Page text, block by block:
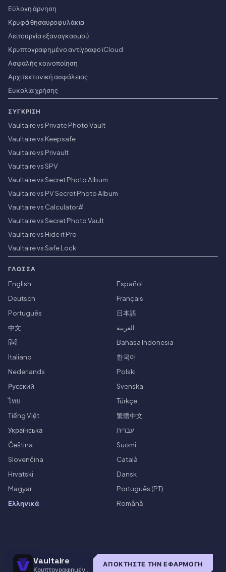
Vaultaire
Κρυπτογραφημένο
ΑΠΟΚΤΉΣΤΕ ΤΗΝ ΕΦΑΡΜΟΓΉ
Εύλογη άρνηση
Κρυφά θησαυροφυλάκια
Λειτουργία εξαναγκασμού
Κρυπτογραφημένο αντίγραφο iCloud
Ασφαλής κοινοποίηση
Αρχιτεκτονική ασφάλειας
Ευκολία χρήσης
ΣΎΓΚΡΙΣΗ
Vaultaire vs Private Photo Vault
Vaultaire vs Keepsafe
Vaultaire vs Privault
Vaultaire vs SPV
Vaultaire vs Secret Photo Album
Vaultaire vs PV Secret Photo Album
Vaultaire vs Calculator#
Vaultaire vs Secret Photo Vault
Vaultaire vs Hide it Pro
Vaultaire vs Safe Lock
ΓΛΏΣΣΑ
English
Español
Deutsch
Français
Português
日本語
中文
العربية
हिंदी
Bahasa Indonesia
Italiano
한국어
Nederlands
Polski
Русский
Svenska
ไทย
Türkçe
Tiếng Việt
繁體中文
Українська
עברית
Čeština
Suomi
Slovenčina
Català
Hrvatski
Dansk
Magyar
Português (PT)
Ελληνικά
Română